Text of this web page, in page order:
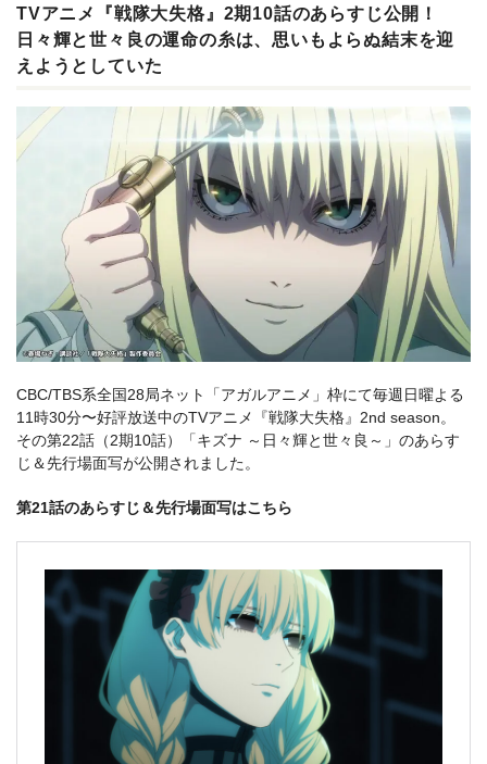
TVアニメ『戦隊大失格』2期10話のあらすじ公開！
日々輝と世々良の運命の糸は、思いもよらぬ結末を迎
えようとしていた
CBC/TBS系全国28局ネット「アガルアニメ」枠にて毎週日曜よる
11時30分〜好評放送中のTVアニメ『戦隊大失格』2nd season。
その第22話（2期10話）「キズナ ～日々輝と世々良～」のあらす
じ＆先行場面写が公開されました。
第21話のあらすじ＆先行場面写はこちら